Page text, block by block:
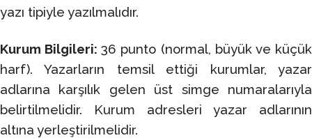
yazı tipiyle yazılmalıdır.
Kurum Bilgileri: 36 punto (normal, büyük ve küçük
harf). Yazarların temsil ettiği kurumlar, yazar
adlarına karşılık gelen üst simge numaralarıyla
belirtilmelidir. Kurum adresleri yazar adlarının
altına yerleştirilmelidir.